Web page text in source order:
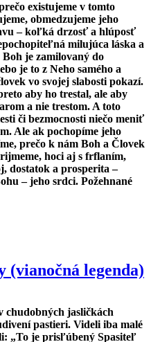
existujeme v tomto
obmedzujeme jeho
– koľká drzosť a hlúposť
milujúca láska a
je zamilovaný do
je to z Neho samého a
vo svojej slabosti pokazí.
aby ho trestal, ale aby
a nie trestom. A toto
či bezmocnosti niečo meniť
Ale ak pochopíme jeho
prečo k nám Boh a Človek
hoci aj s frflaním,
dostatok a prosperita –
– jeho srdci. Požehnané
(vianočná legenda)
chudobných jasličkách
pastieri. Videli iba malé
„To je prisľúbený Spasiteľ